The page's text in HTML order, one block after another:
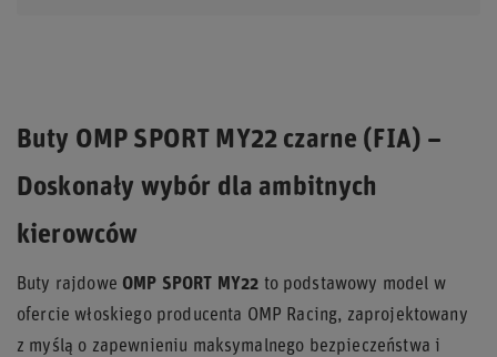
Buty OMP SPORT MY22 czarne (FIA) –
Doskonały wybór dla ambitnych
kierowców
Buty rajdowe OMP SPORT MY22 to podstawowy model w
ofercie włoskiego producenta OMP Racing, zaprojektowany
z myślą o zapewnieniu maksymalnego bezpieczeństwa i